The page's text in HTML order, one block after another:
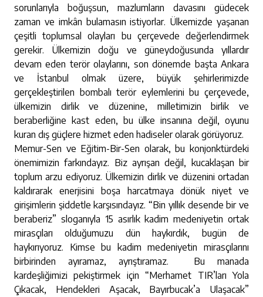
sorunlarıyla boğuşsun, mazlumların davasını güdecek
zaman ve imkân bulamasın istiyorlar. Ülkemizde yaşanan
çeşitli toplumsal olayları bu çerçevede değerlendirmek
gerekir. Ülkemizin doğu ve güneydoğusunda yıllardır
devam eden terör olaylarını, son dönemde başta Ankara
ve İstanbul olmak üzere, büyük şehirlerimizde
gerçekleştirilen bombalı terör eylemlerini bu çerçevede,
ülkemizin dirlik ve düzenine, milletimizin birlik ve
beraberliğine kast eden, bu ülke insanına değil, oyunu
kuran dış güçlere hizmet eden hadiseler olarak görüyoruz.
Memur-Sen ve Eğitim-Bir-Sen olarak, bu konjonktürdeki
önemimizin farkındayız. Biz ayrışan değil, kucaklaşan bir
toplum arzu ediyoruz. Ülkemizin dirlik ve düzenini ortadan
kaldırarak enerjisini boşa harcatmaya dönük niyet ve
girişimlerin şiddetle karşısındayız. “Bin yıllık desende bir ve
beraberiz” sloganıyla 15 asırlık kadim medeniyetin ortak
mirasçıları olduğumuzu dün haykırdık, bugün de
haykırıyoruz. Kimse bu kadim medeniyetin mirasçılarını
birbirinden ayıramaz, ayrıştıramaz. Bu manada
kardeşliğimizi pekiştirmek için “Merhamet TIR’ları Yola
Çıkacak, Hendekleri Aşacak, Bayırbucak’a Ulaşacak”